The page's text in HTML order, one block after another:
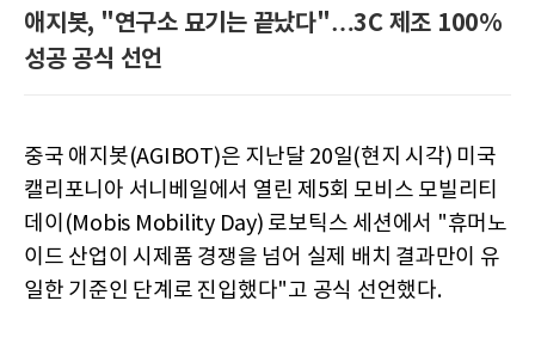
애지봇, "연구소 묘기는 끝났다"…3C 제조 100%
성공 공식 선언
중국 애지봇(AGIBOT)은 지난달 20일(현지 시각) 미국
캘리포니아 서니베일에서 열린 제5회 모비스 모빌리티
데이(Mobis Mobility Day) 로보틱스 세션에서 "휴머노
이드 산업이 시제품 경쟁을 넘어 실제 배치 결과만이 유
일한 기준인 단계로 진입했다"고 공식 선언했다.